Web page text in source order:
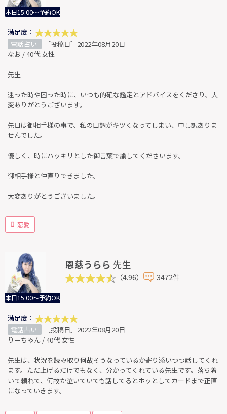
本日15:00～予約OK
満足度：
電話占い
［投稿日］2022年08月20日
なお / 40代 女性
先生
迷った時や困った時に、いつも的確な鑑定とアドバイスをくださり、大
変ありがとうございます。
先日は御相手様の事で、私の口調がキツくなってしまい、申し訳ありま
せんでした。
優しく、時にハッキリとした御言葉で諭してくださいます。
御相手様と仲直りできました。
大変ありがとうございました。
恋愛
本日15:00～予約OK
恩慈うらら 先生
（4.96） 3472件
満足度：
電話占い
［投稿日］2022年08月20日
りーちゃん / 40代 女性
先生は、状況を読み取り何故そうなっているか寄り添いつつ話してくれ
ます。ただ上げるだけでもなく、分かってくれている先生です。落ち着
いて頼れて、何故か泣いていても話してるとホッとしてカードまで正直
になっていきます。